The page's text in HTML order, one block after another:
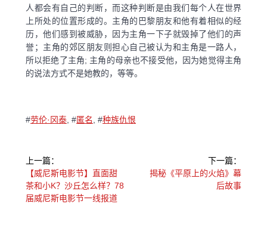
人都会有自己的判断，而这种判断是由我们每个人在世界
上所处的位置形成的。主角的巴黎朋友和他有着相似的经
历，他们感到被威胁，因为主角一下子就毁掉了他们的声
誉；主角的郊区朋友则担心自己被认为和主角是一路人，
所以拒绝了主角; 主角的母亲也不接受他，因为她觉得主角
的说法方式不是她教的，等等。
#劳伦·冈泰 #匿名 #种族仇恨
章
导
上一篇：
上
一
篇：
【威尼斯电影节】直面甜
茶和小K？沙丘怎么样？78
届威尼斯电影节一线报道
下一篇：
下
揭秘《平原上的火焰》幕
后故事